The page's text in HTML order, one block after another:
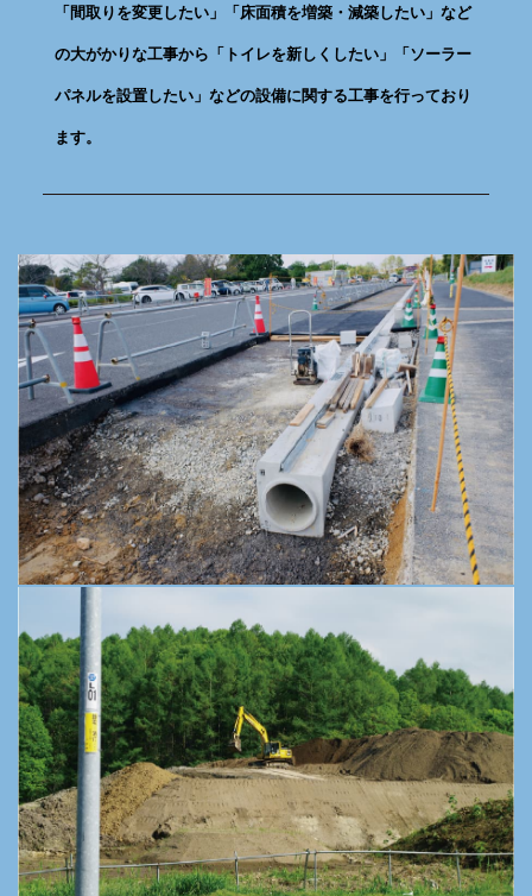
「間取りを変更したい」「床面積を増築・減築したい」など
の大がかりな工事から「トイレを新しくしたい」「ソーラー
パネルを設置したい」などの設備に関する工事を行っており
ます。